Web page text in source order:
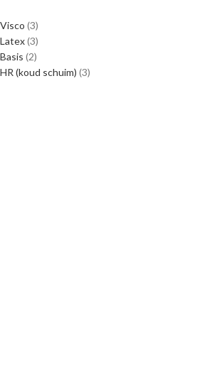
Visco (3)
Latex(3)
Basis (2)
HR (koud schuim) (3)